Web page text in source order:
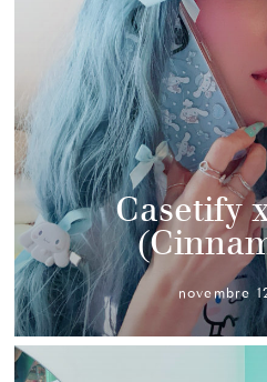
Casetify
novembre